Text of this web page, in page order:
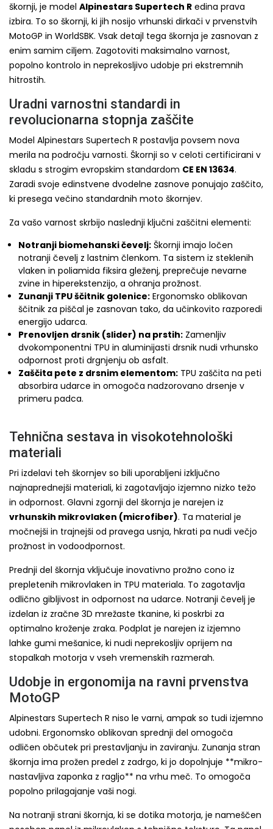
škornji, je model Alpinestars Supertech R edina prava
izbira. To so škornji, ki jih nosijo vrhunski dirkači v prvenstvih
MotoGP in WorldSBK. Vsak detajl tega škornja je zasnovan z
enim samim ciljem. Zagotoviti maksimalno varnost,
popolno kontrolo in neprekosljivo udobje pri ekstremnih
hitrostih.
Uradni varnostni standardi in
revolucionarna stopnja zaščite
Model Alpinestars Supertech R postavlja povsem nova
merila na področju varnosti. Škornji so v celoti certificirani v
skladu s strogim evropskim standardom CE EN 13634.
Zaradi svoje edinstvene dvodelne zasnove ponujajo zaščito,
ki presega večino standardnih moto škornjev.
Za vašo varnost skrbijo naslednji ključni zaščitni elementi:
Notranji biomehanski čevelj: Škornji imajo ločen
notranji čevelj z lastnim členkom. Ta sistem iz steklenih
vlaken in poliamida fiksira gleženj, preprečuje nevarne
zvine in hiperekstenzijo, a ohranja prožnost.
Zunanji TPU ščitnik golenice: Ergonomsko oblikovan
ščitnik za piščal je zasnovan tako, da učinkovito razporedi
energijo udarca.
Prenovljen drsnik (slider) na prstih: Zamenljiv
dvokomponentni TPU in aluminijasti drsnik nudi vrhunsko
odpornost proti drgnjenju ob asfalt.
Zaščita pete z drsnim elementom: TPU zaščita na peti
absorbira udarce in omogoča nadzorovano drsenje v
primeru padca.
Tehnična sestava in visokotehnološki
materiali
Pri izdelavi teh škornjev so bili uporabljeni izključno
najnaprednejši materiali, ki zagotavljajo izjemno nizko težo
in odpornost. Glavni zgornji del škornja je narejen iz
vrhunskih mikrovlaken (microfiber). Ta material je
močnejši in trajnejši od pravega usnja, hkrati pa nudi večjo
prožnost in vodoodpornost.
Prednji del škornja vključuje inovativno prožno cono iz
prepletenih mikrovlaken in TPU materiala. To zagotavlja
odlično gibljivost in odpornost na udarce. Notranji čevelj je
izdelan iz zračne 3D mrežaste tkanine, ki poskrbi za
optimalno kroženje zraka. Podplat je narejen iz izjemno
lahke gumi mešanice, ki nudi neprekosljiv oprijem na
stopalkah motorja v vseh vremenskih razmerah.
Udobje in ergonomija na ravni prvenstva
MotoGP
Alpinestars Supertech R niso le varni, ampak so tudi izjemno
udobni. Ergonomsko oblikovan sprednji del omogoča
odličen občutek pri prestavljanju in zaviranju. Zunanja stran
škornja ima prožen predel z zadrgo, ki jo dopolnjuje **mikro-
nastavljiva zaponka z ragljo** na vrhu meč. To omogoča
popolno prilagajanje vaši nogi.
Na notranji strani škornja, ki se dotika motorja, je nameščen